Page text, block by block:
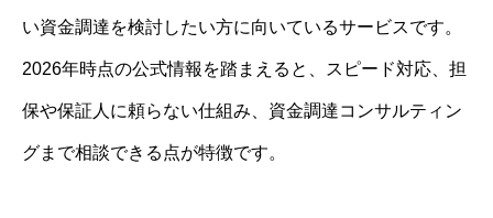
い資金調達を検討したい方に向いているサービスです。
2026年時点の公式情報を踏まえると、スピード対応、担
保や保証人に頼らない仕組み、資金調達コンサルティン
グまで相談できる点が特徴です。